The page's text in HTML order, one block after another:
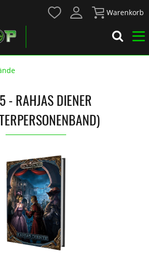
Warenkorb
- RAHJAS DIENER